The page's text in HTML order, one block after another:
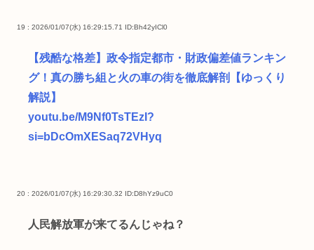
19 : 2026/01/07(水) 16:29:15.71 ID:Bh42yICl0
【残酷な格差】政令指定都市・財政偏差値ランキン
グ！真の勝ち組と火の車の街を徹底解剖【ゆっくり
解説】
youtu.be/M9Nf0TsTEzI?
si=bDcOmXESaq72VHyq
20 : 2026/01/07(水) 16:29:30.32 ID:D8hYz9uC0
人民解放軍が来てるんじゃね？